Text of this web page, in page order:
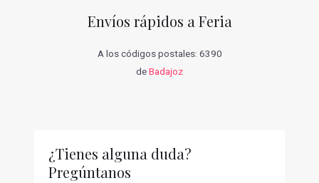
Envíos rápidos a Feria
A los códigos postales: 6390
deBadajoz
¿Tienes alguna duda?
Pregúntanos